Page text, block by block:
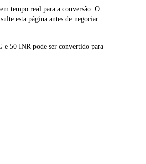
tempo real para a conversão. O
esta página antes de negociar
e 50 INR pode ser convertido para